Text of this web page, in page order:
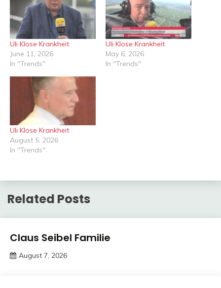
Uli Klose Krankheit
June 11, 2026
In "Trends"
Uli Klose Krankheit
May 6, 2026
In "Trends"
Uli Klose Krankheit
August 5, 2026
In "Trends"
Related Posts
Trends
Claus Seibel Familie
August 7, 2026